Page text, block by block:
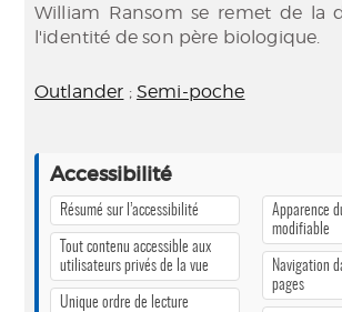
William Ransom se remet de la
l'identité de son père biologique.
Outlander ; Semi-poche
Accessibilité
Résumé sur l’accessibilité
Tout contenu accessible aux
utilisateurs privés de la vue
Unique ordre de lecture
Apparence
modifiable
Navigation
pages